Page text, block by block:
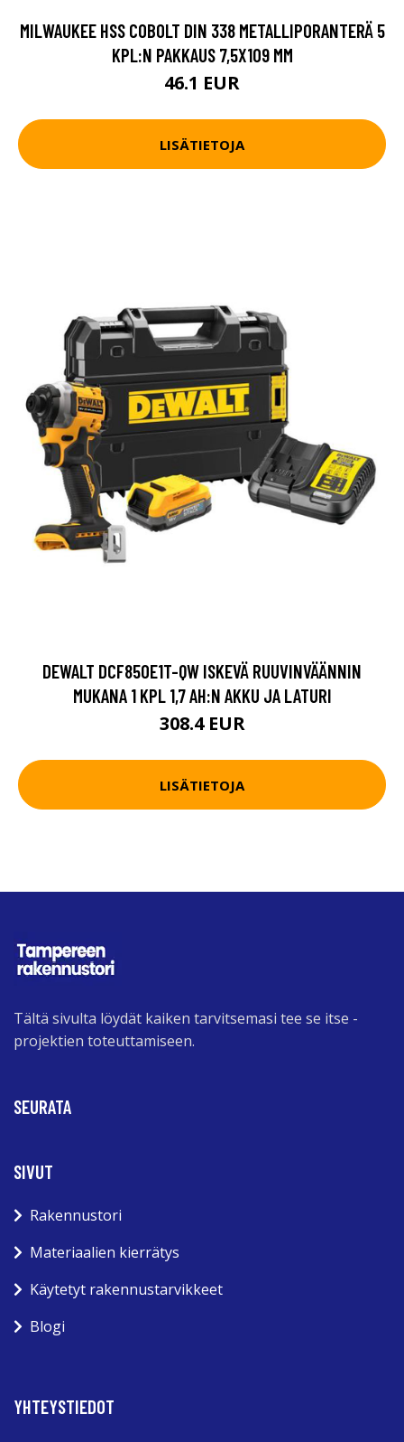
MILWAUKEE HSS COBOLT DIN 338 METALLIPORANTERÄ 5
KPL:N PAKKAUS 7,5X109 MM
46.1 EUR
LISÄTIETOJA
DEWALT DCF850E1T-QW ISKEVÄ RUUVINVÄÄNNIN
MUKANA 1 KPL 1,7 AH:N AKKU JA LATURI
308.4 EUR
LISÄTIETOJA
Tältä sivulta löydät kaiken tarvitsemasi tee se itse -
projektien toteuttamiseen.
SEURATA
SIVUT
Rakennustori
Materiaalien kierrätys
Käytetyt rakennustarvikkeet
Blogi
YHTEYSTIEDOT